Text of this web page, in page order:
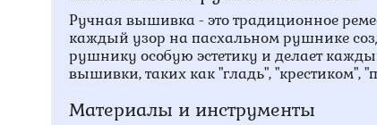
Ручная вышивка - это традиционное
каждый узор на пасхальном рушнике
рушнику особую эстетику и делает
вышивки, таких как "гладь", "крестиком",
Материалы и инструменты